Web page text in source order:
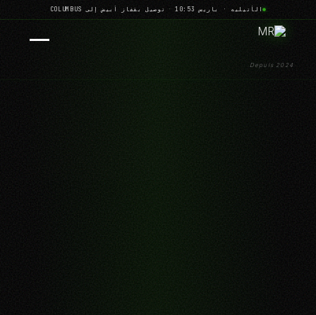
الأتيليه · باريس 10:53 · توصيل بقفاز أبيض إلى COLUMBUS
Depuis 2024